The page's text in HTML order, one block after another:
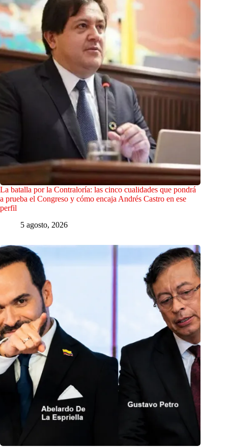
La batalla por la Contraloría: las cinco cualidades que pondrá
a prueba el Congreso y cómo encaja Andrés Castro en ese
perfil
5 agosto, 2026